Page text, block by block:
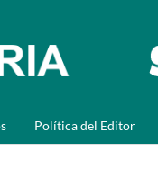
Política del Editor